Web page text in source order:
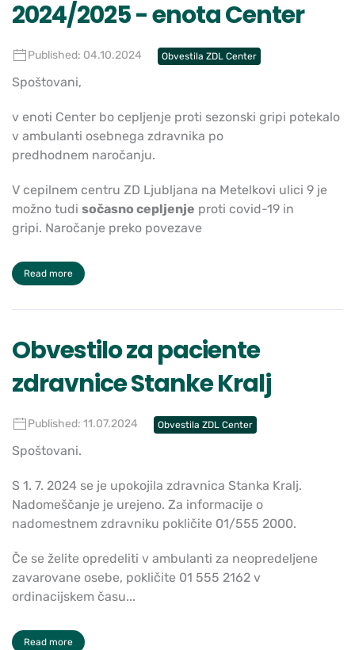
2024/2025 - enota Center
Published: 04.10.2024 Obvestila ZDL Center
Spoštovani,
v enoti Center bo cepljenje proti sezonski gripi potekalo
v ambulanti osebnega zdravnika po
predhodnem naročanju.
V cepilnem centru ZD Ljubljana na Metelkovi ulici 9 je
možno tudi sočasno cepljenje proti covid-19 in
gripi. Naročanje preko povezave
Read more
Obvestilo za paciente
zdravnice Stanke Kralj
Published: 11.07.2024 Obvestila ZDL Center
Spoštovani.
S 1. 7. 2024 se je upokojila zdravnica Stanka Kralj.
Nadomeščanje je urejeno. Za informacije o
nadomestnem zdravniku pokličite 01/555 2000.
Če se želite opredeliti v ambulanti za neopredeljene
zavarovane osebe, pokličite 01 555 2162 v
ordinacijskem času...
Read more